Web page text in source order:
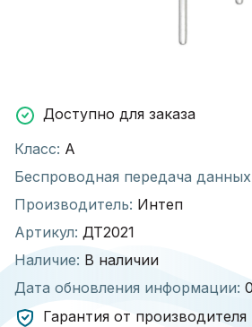
Доступно для заказа
Класс: А
Беспроводная передача
Производитель: Интеп
Артикул: ДТ2021
Наличие: В наличии
Дата обновления информации:
Гарантия от производителя